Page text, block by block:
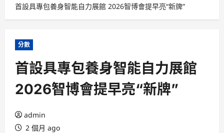
首設具專包養身智能自力展館 2026智博會提早亮“新牌”
分數
首設具專包養身智能自力展館
2026智博會提早亮“新牌”
admin
2 個月 ago